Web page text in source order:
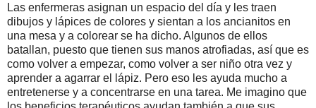
Las enfermeras asignan un espacio del día y les traen
dibujos y lápices de colores y sientan a los ancianitos en
una mesa y a colorear se ha dicho. Algunos de ellos
batallan, puesto que tienen sus manos atrofiadas, así que es
como volver a empezar, como volver a ser niño otra vez y
aprender a agarrar el lápiz. Pero eso les ayuda mucho a
entretenerse y a concentrarse en una tarea. Me imagino que